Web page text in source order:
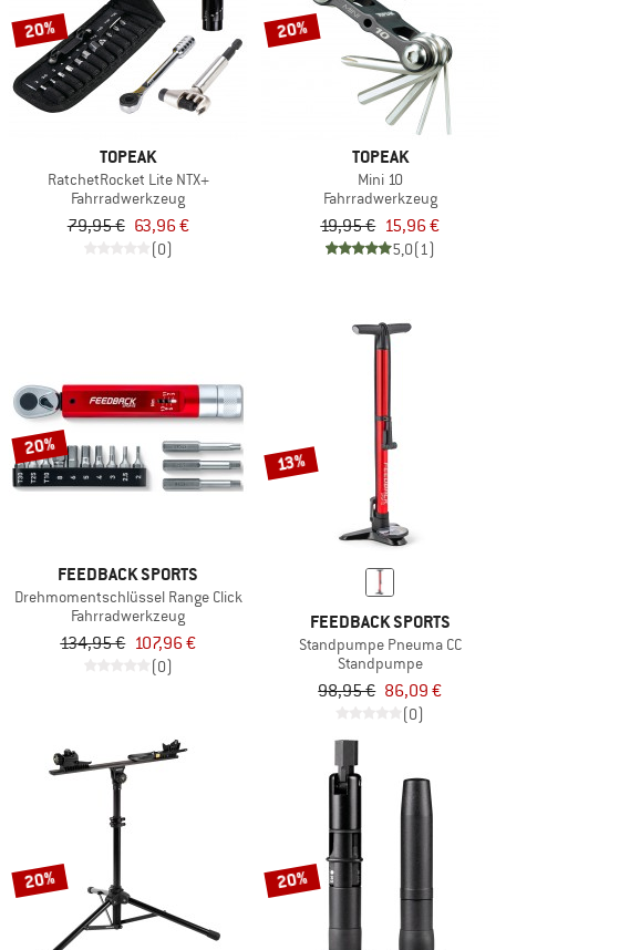
20%
TOPEAK
RatchetRocket Lite NTX+
Fahrradwerkzeug
79,95 € 63,96 €
(0)
20%
TOPEAK
Mini 10
Fahrradwerkzeug
19,95 € 15,96 €
5,0(1)
20%
FEEDBACK SPORTS
Drehmomentschlüssel Range Click
Fahrradwerkzeug
134,95 € 107,96 €
(0)
13%
FEEDBACK SPORTS
Standpumpe Pneuma CC
Standpumpe
98,95 € 86,09 €
(0)
20% 20%